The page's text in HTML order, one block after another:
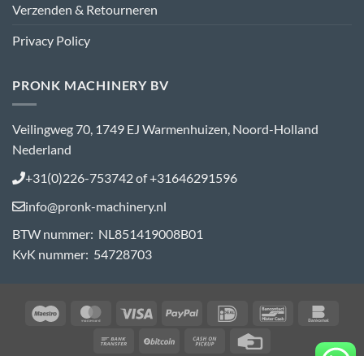
Verzenden & Retourneren
Privacy Policy
PRONK MACHINERY BV
Veilingweg 70, 1749 EJ Warmenhuizen, Noord-Holland
Nederland
+31(0)226-753742 of +31646291596
info@pronk-machinery.nl
BTW nummer: NL851419008B01
KvK nummer: 54728703
Maestro MasterCardVisa PayPal IDeal Bancontact
Bank
BitCoin
Cash